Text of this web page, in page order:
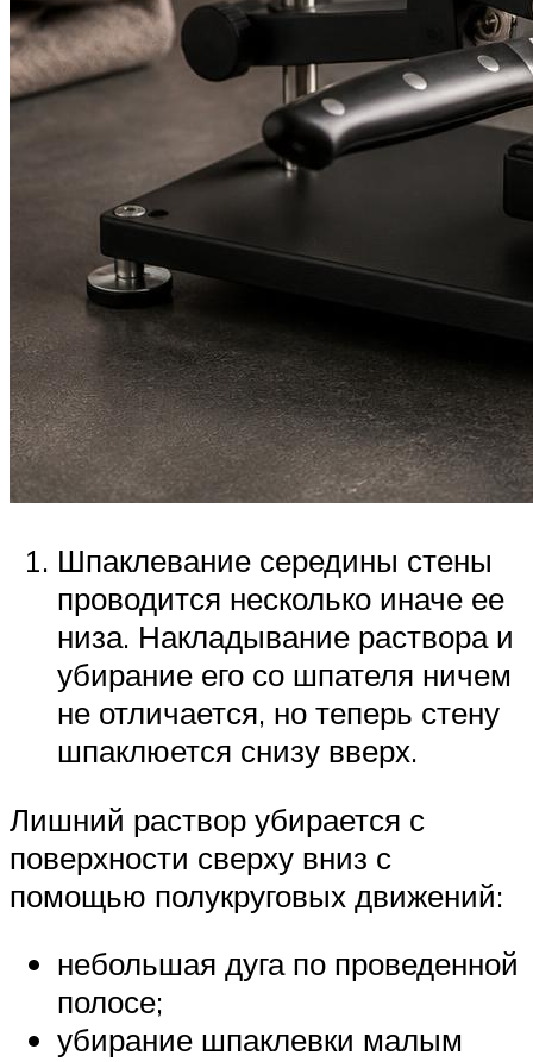
Шпаклевание середины стены
проводится несколько иначе ее
низа. Накладывание раствора и
убирание его со шпателя ничем
не отличается, но теперь стену
шпаклюется снизу вверх.
Лишний раствор убирается с
поверхности сверху вниз с
помощью полукруговых движений:
небольшая дуга по проведенной
полосе;
убирание шпаклевки малым